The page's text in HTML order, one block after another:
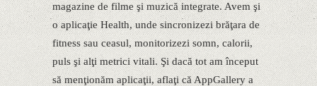
magazine de filme şi muzică integrate. Avem şi
o aplicaţie Health, unde sincronizezi brăţara de
fitness sau ceasul, monitorizezi somn, calorii,
puls şi alţi metrici vitali. Şi dacă tot am început
să menţionăm aplicaţii, aflaţi că AppGallery a